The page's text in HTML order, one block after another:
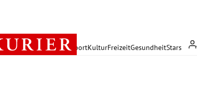
PolitikWirtschaft SportKulturFreizeitGesundheitStars